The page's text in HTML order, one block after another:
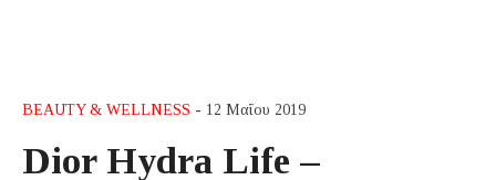
BEAUTY & WELLNESS - 12 Μαΐου 2019
Dior Hydra Life –